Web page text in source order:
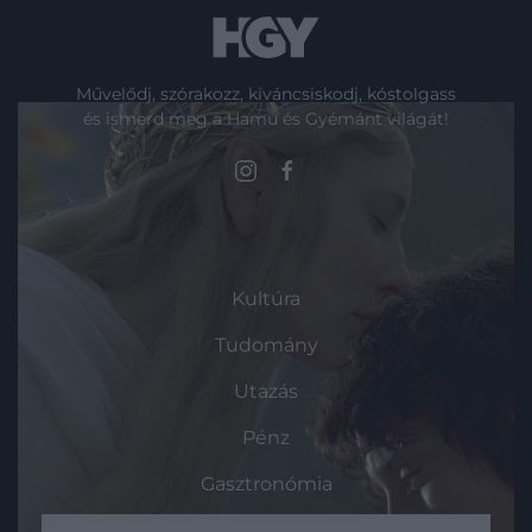
Művelődj, szórakozz, kíváncsiskodj, kóstolgass
és ismerd meg a Hamu és Gyémánt világát!
Kultúra
Tudomány
Utazás
Pénz
Gasztronómia